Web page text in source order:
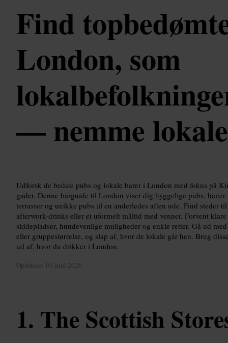
Find
London, som
— nemme
Udforsk de bedste pubs og lokale barer i London med fokus på
gader. Denne barguide til London viser dig hyggelige pubs,
terrasser og unikke pubs til en anderledes aften ude. Find steder
afterwork-drinks eller et uformelt måltid med venner. Forvent
siddepladser, hundevenlige muligheder og enkle retter. Gå ud
eller gruppestørrelse, og slap af, hvor de lokale går hen. Brug
ud af, hvor du drikker i London.
Opdateret 10. juni 2026
The Scottish